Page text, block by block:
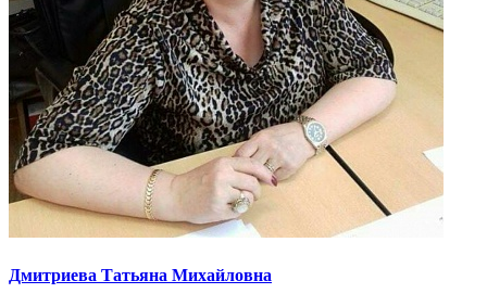
Дмитриева Татьяна Михайловна